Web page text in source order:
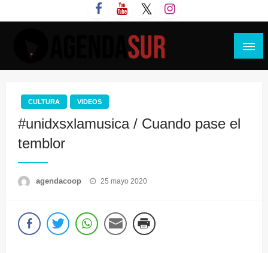
al
CULTURA VIDEOS
#unidxsxlamusica / Cuando pase el
temblor
agendacoop
Publicado
25 mayo 2020